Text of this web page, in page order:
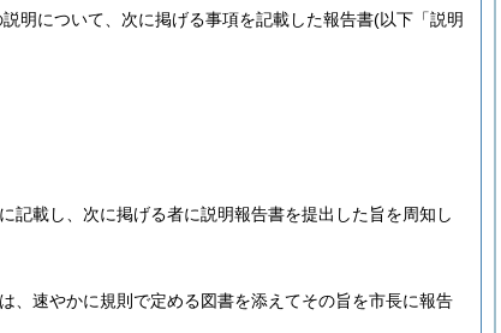
明について、次に掲げる事項を記載した報告書(以下「説明
記載し、次に掲げる者に説明報告書を提出した旨を周知し
、速やかに規則で定める図書を添えてその旨を市長に報告